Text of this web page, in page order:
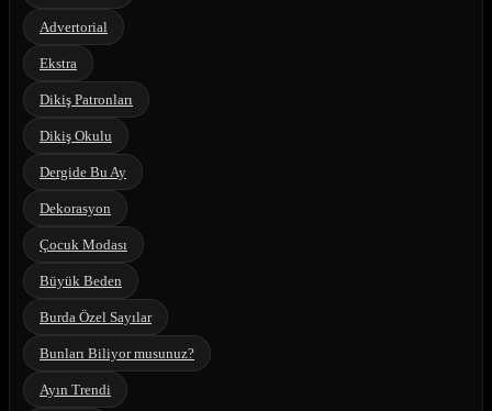
Advertorial
Ekstra
Dikiş Patronları
Dikiş Okulu
Dergide Bu Ay
Dekorasyon
Çocuk Modası
Büyük Beden
Burda Özel Sayılar
Bunları Biliyor musunuz?
Ayın Trendi